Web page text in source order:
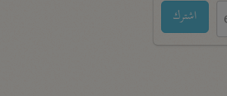
اشترك